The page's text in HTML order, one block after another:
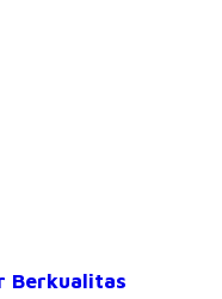
Berkualitas